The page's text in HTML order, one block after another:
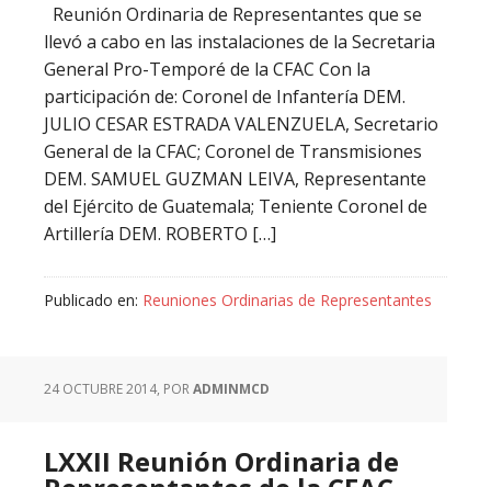
Reunión Ordinaria de Representantes que se
llevó a cabo en las instalaciones de la Secretaria
General Pro-Temporé de la CFAC Con la
participación de: Coronel de Infantería DEM.
JULIO CESAR ESTRADA VALENZUELA, Secretario
General de la CFAC; Coronel de Transmisiones
DEM. SAMUEL GUZMAN LEIVA, Representante
del Ejército de Guatemala; Teniente Coronel de
Artillería DEM. ROBERTO […]
Publicado en: Reuniones Ordinarias de Representantes
24 OCTUBRE 2014, PORADMINMCD
LXXII Reunión Ordinaria de